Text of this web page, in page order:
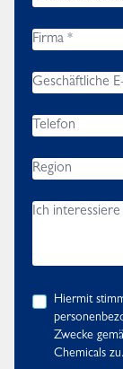
Hiermit
Zwecke
Chemicals zu.